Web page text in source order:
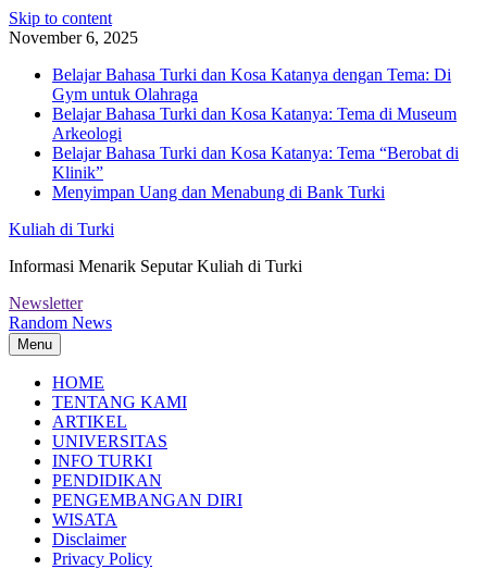
Skip to content
November 6, 2025
Belajar Bahasa Turki dan Kosa Katanya dengan Tema: Di
Gym untuk Olahraga
Belajar Bahasa Turki dan Kosa Katanya: Tema di Museum
Arkeologi
Belajar Bahasa Turki dan Kosa Katanya: Tema “Berobat di
Klinik”
Menyimpan Uang dan Menabung di Bank Turki
Kuliah di Turki
Informasi Menarik Seputar Kuliah di Turki
Newsletter
Random News
Menu
HOME
TENTANG KAMI
ARTIKEL
UNIVERSITAS
INFO TURKI
PENDIDIKAN
PENGEMBANGAN DIRI
WISATA
Disclaimer
Privacy Policy